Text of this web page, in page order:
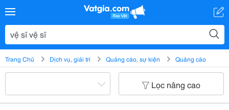
Trang Chủ Dịch vụ, giải trí Quảng cáo, sự kiện Quảng cáo
Lọc nâng cao